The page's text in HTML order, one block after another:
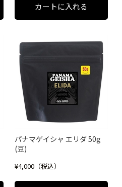
パナマゲイシャ エリダ 50g
(豆)
¥4,000（税込）